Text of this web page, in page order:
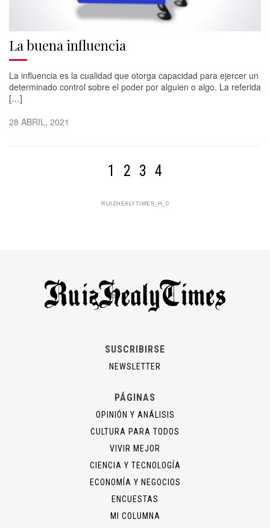
La buena influencia
La influencia es la cualidad que otorga capacidad para ejercer un
determinado control sobre el poder por alguien o algo. La referida
[…]
28 ABRIL, 2021
1 2 3 4
RUIZHEALYTIMES_H_0
SUSCRIBIRSE
NEWSLETTER
PÁGINAS
OPINIÓN Y ANÁLISIS
CULTURA PARA TODOS
VIVIR MEJOR
CIENCIA Y TECNOLOGÍA
ECONOMÍA Y NEGOCIOS
ENCUESTAS
MI COLUMNA